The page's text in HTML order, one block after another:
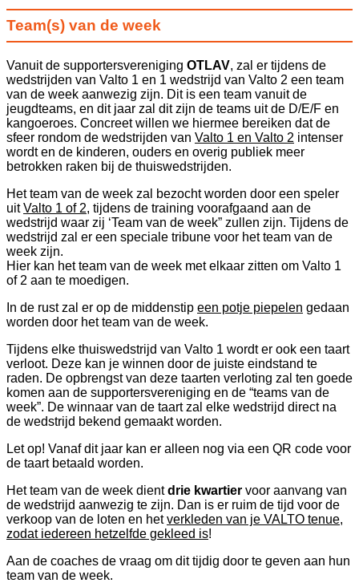
Team(s) van de week
Vanuit de supportersvereniging OTLAV, zal er tijdens de
wedstrijden van Valto 1 en 1 wedstrijd van Valto 2 een team
van de week aanwezig zijn. Dit is een team vanuit de
jeugdteams, en dit jaar zal dit zijn de teams uit de D/E/F en
kangoeroes. Concreet willen we hiermee bereiken dat de
sfeer rondom de wedstrijden van Valto 1 en Valto 2 intenser
wordt en de kinderen, ouders en overig publiek meer
betrokken raken bij de thuiswedstrijden.
Het team van de week zal bezocht worden door een speler
uitValto 1 of 2, tijdens de training voorafgaand aan de
wedstrijd waar zij ‘Team van de week” zullen zijn. Tijdens de
wedstrijd zal er een speciale tribune voor het team van de
week zijn.
Hier kan het team van de week met elkaar zitten om Valto 1
of 2 aan te moedigen.
In de rust zal er op de middenstip een potje piepelen gedaan
worden door het team van de week.
Tijdens elke thuiswedstrijd van Valto 1 wordt er ook een taart
verloot. Deze kan je winnen door de juiste eindstand te
raden. De opbrengst van deze taarten verloting zal ten goede
komen aan de supportersvereniging en de “teams van de
week”. De winnaar van de taart zal elke wedstrijd direct na
de wedstrijd bekend gemaakt worden.
Let op! Vanaf dit jaar kan er alleen nog via een QR code voor
de taart betaald worden.
Het team van de week dientdrie kwartier voor aanvang van
de wedstrijd aanwezig te zijn. Dan is er ruim de tijd voor de
verkoop van de loten en hetverkleden van je VALTO tenue,
zodat iedereen hetzelfde gekleed is!
Aan de coaches de vraag om dit tijdig door te geven aan hun
team van de week.